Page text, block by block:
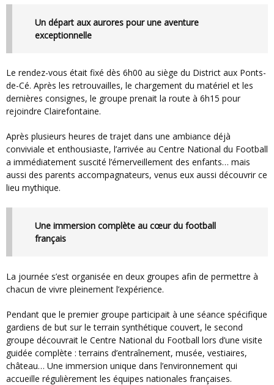
Un départ aux aurores pour une aventure
exceptionnelle
Le rendez-vous était fixé dès 6h00 au siège du District aux Ponts-
de-Cé. Après les retrouvailles, le chargement du matériel et les
dernières consignes, le groupe prenait la route à 6h15 pour
rejoindre Clairefontaine.
Après plusieurs heures de trajet dans une ambiance déjà
conviviale et enthousiaste, l’arrivée au Centre National du Football
a immédiatement suscité l’émerveillement des enfants… mais
aussi des parents accompagnateurs, venus eux aussi découvrir ce
lieu mythique.
Une immersion complète au cœur du football
français
La journée s’est organisée en deux groupes afin de permettre à
chacun de vivre pleinement l’expérience.
Pendant que le premier groupe participait à une séance spécifique
gardiens de but sur le terrain synthétique couvert, le second
groupe découvrait le Centre National du Football lors d’une visite
guidée complète : terrains d’entraînement, musée, vestiaires,
château… Une immersion unique dans l’environnement qui
accueille régulièrement les équipes nationales françaises.